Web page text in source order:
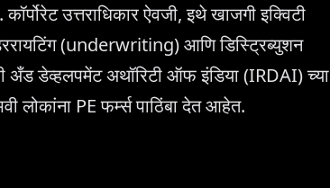
उत्तराधिकार ऐवजी, इथे खाजगी इक्विटी
(underwriting) आणि डिस्ट्रिब्युशन
डेव्हलपमेंट अथॉरिटी ऑफ इंडिया (IRDAI) च्या
लोकांना PE फर्म्स पाठिंबा देत आहेत.